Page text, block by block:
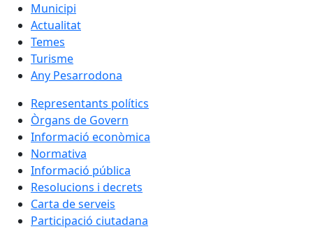
Municipi
Actualitat
Temes
Turisme
Any Pesarrodona
Representants polítics
Òrgans de Govern
Informació econòmica
Normativa
Informació pública
Resolucions i decrets
Carta de serveis
Participació ciutadana